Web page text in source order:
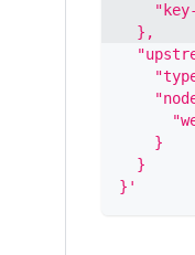
  },
    }
  }
}'